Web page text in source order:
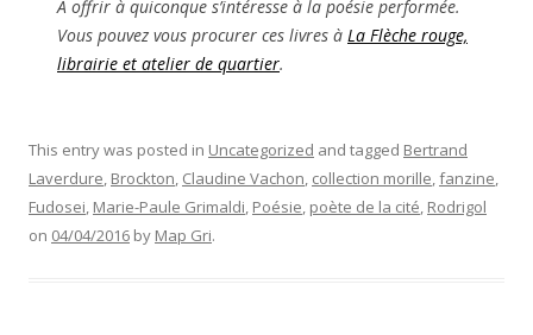
À offrir à quiconque s’intéresse à la poésie performée.
Vous pouvez vous procurer ces livres à La Flèche rouge,
librairie et atelier de quartier.
This entry was posted in Uncategorized and tagged Bertrand
Laverdure, Brockton, Claudine Vachon, collection morille,fanzine,
Fudosei, Marie-Paule Grimaldi, Poésie, poète de la cité, Rodrigol
on 04/04/2016 by Map Gri.